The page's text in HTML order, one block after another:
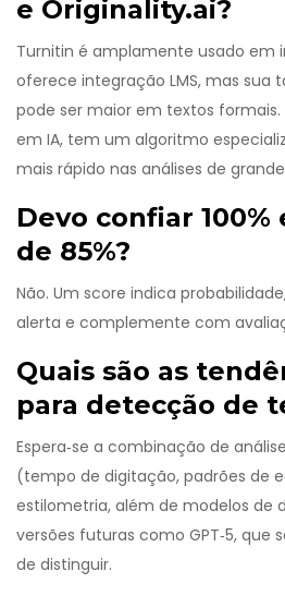
e Originality.ai?
Turnitin é amplamente usado em
oferece integração LMS, mas sua
pode ser maior em textos
em IA, tem um algoritmo
mais rápido nas análises de
Devo confiar 100%
de 85%?
Não. Um score indica
alerta e complemente com
Quais são as
para detecção de
Espera‑se a combinação de
(tempo de digitação, padrões de
estilometria, além de modelos de
versões futuras como GPT‑5, que
de distinguir.